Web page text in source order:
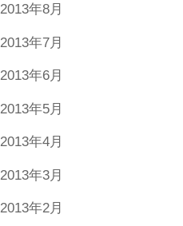
2013年8月
2013年7月
2013年6月
2013年5月
2013年4月
2013年3月
2013年2月